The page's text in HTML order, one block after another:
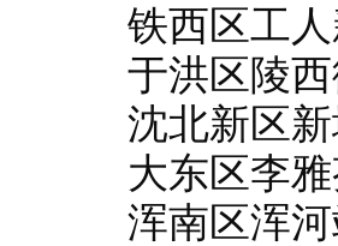
铁西区工
于洪区陵
沈北新区
大东区李
浑南区浑